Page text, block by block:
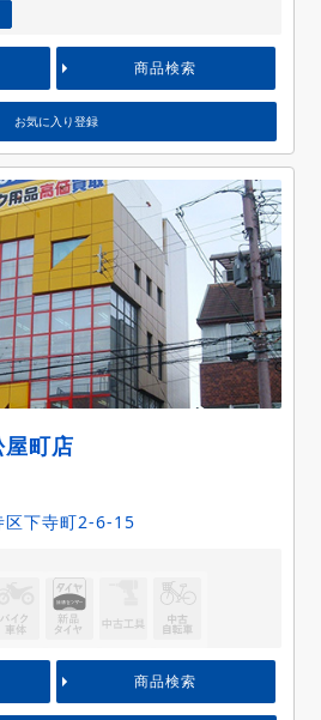
商品検索
お気に入り登録
町店
区下寺町2-6-15
商品検索